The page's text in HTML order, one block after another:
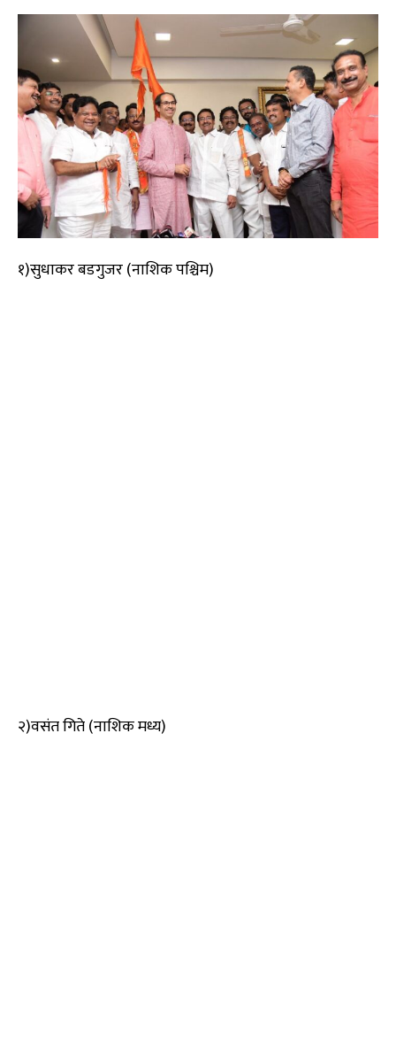
१)सुधाकर बडगुजर (नाशिक पश्चिम)
२)वसंत गिते (नाशिक मध्य)